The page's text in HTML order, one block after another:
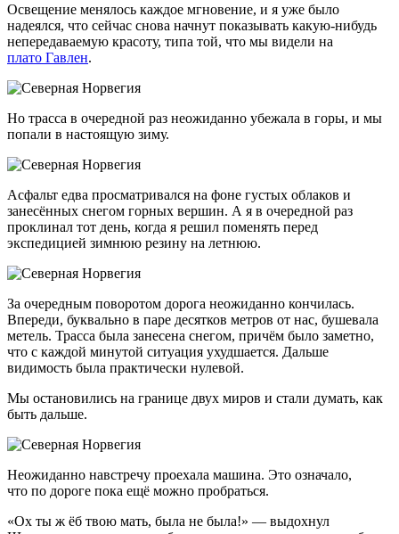
Освещение менялось каждое мгновение, и я уже было
надеялся, что сейчас снова начнут показывать какую-нибудь
непередаваемую красоту, типа той, что мы видели на
плато Гавлен.
Но трасса в очередной раз неожиданно убежала в горы, и мы
попали в настоящую зиму.
Асфальт едва просматривался на фоне густых облаков и
занесённых снегом горных вершин. А я в очередной раз
проклинал тот день, когда я решил поменять перед
экспедицией зимнюю резину на летнюю.
За очередным поворотом дорога неожиданно кончилась.
Впереди, буквально в паре десятков метров от нас, бушевала
метель. Трасса была занесена снегом, причём было заметно,
что с каждой минутой ситуация ухудшается. Дальше
видимость была практически нулевой.
Мы остановились на границе двух миров и стали думать, как
быть дальше.
Неожиданно навстречу проехала машина. Это означало,
что по дороге пока ещё можно пробраться.
«Ох ты ж ёб твою мать, была не была!» — выдохнул